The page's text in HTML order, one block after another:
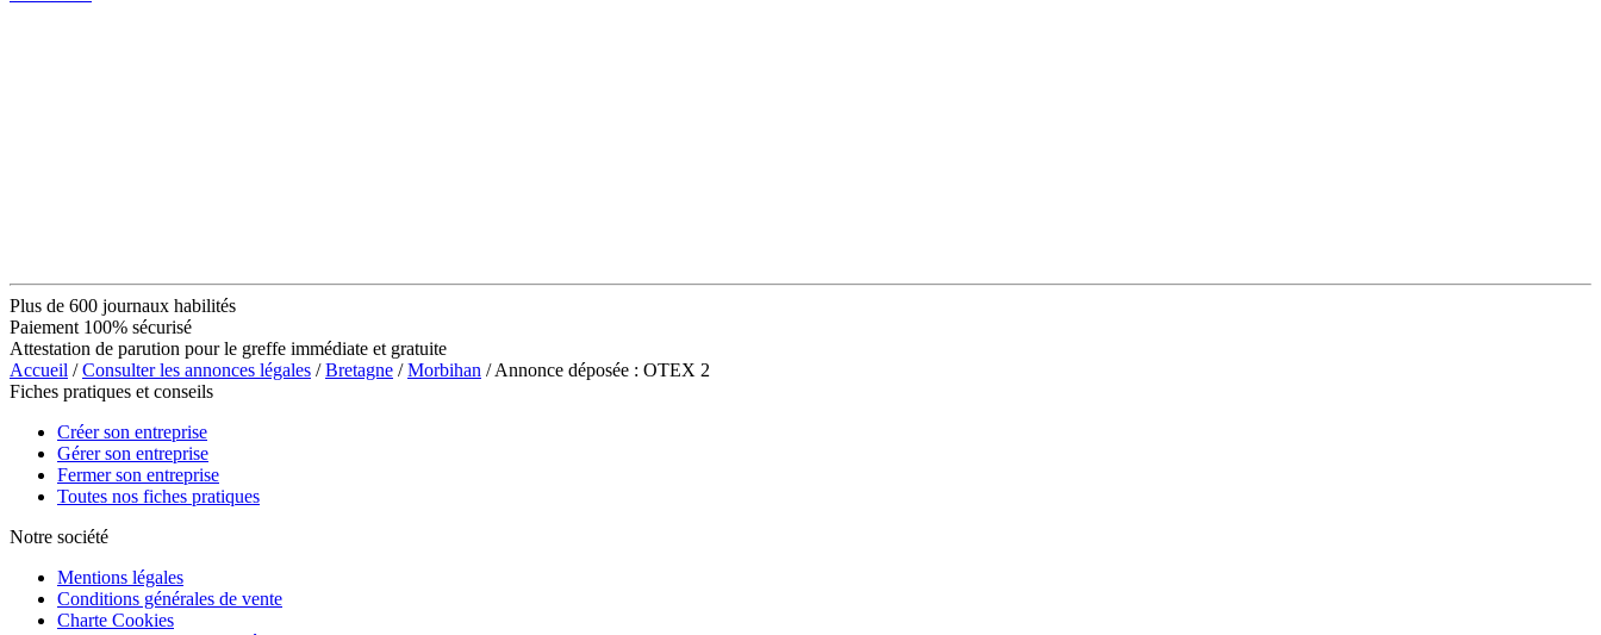
Plus de 600 journaux habilités
Paiement 100% sécurisé
Attestation de parution pour le greffe immédiate et gratuite
Accueil /Consulter les annonces légales /Bretagne /Morbihan / Annonce déposée : OTEX 2
Fiches pratiques et conseils
Créer son entreprise
Gérer son entreprise
Fermer son entreprise
Toutes nos fiches pratiques
Notre société
Mentions légales
Conditions générales de vente
Charte Cookies